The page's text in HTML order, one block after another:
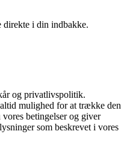
direkte i din indbakke.
og privatlivspolitik.
mulighed for at trække den
betingelser og giver
som beskrevet i vores